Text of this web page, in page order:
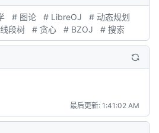
# 图论 # LibreOJ
# 动态规划
段树 # 贪心 # BZOJ # 搜索
最后更新: 1:41:02 AM